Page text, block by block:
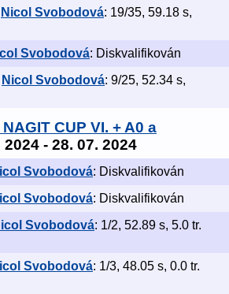
Nicol Svobodová: 19/35, 59.18 s,
Svobodová: Diskvalifikován
Nicol Svobodová: 9/25, 52.34 s,
CUP VI. + A0 a
2024 - 28. 07. 2024
Svobodová: Diskvalifikován
Svobodová: Diskvalifikován
Svobodová: 1/2, 52.89 s, 5.0 tr.
Svobodová: 1/3, 48.05 s, 0.0 tr.